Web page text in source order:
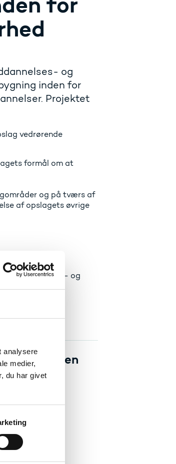
analysere
medier,
du har givet
og
inden for
Projektet
vedrørende
formål om at
og på tværs af
af opslagets øvrige
på tværs af
inden for cyber- og
inden